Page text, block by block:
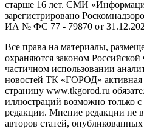
старше 16 лет. СМИ
зарегистрировано
ИА № ФС 77 - 79870 от
Все права на материалы,
охраняются законом
частичном использовании
новостей ТК «ГОРОД» активная
страницу www.tkgorod.ru
иллюстраций возможно только с
редакции. Мнение редакции не
авторов статей, опубликованных